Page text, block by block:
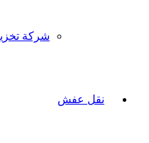
شركة
نقل عفش